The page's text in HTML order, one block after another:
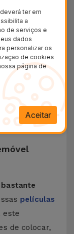
a
esquecer a
Note 13,
de telemóvel
de
películas
este
de colocar,
ter em
a
de serviços e
dados
personalizar os
de cookies
página de
Aceitar